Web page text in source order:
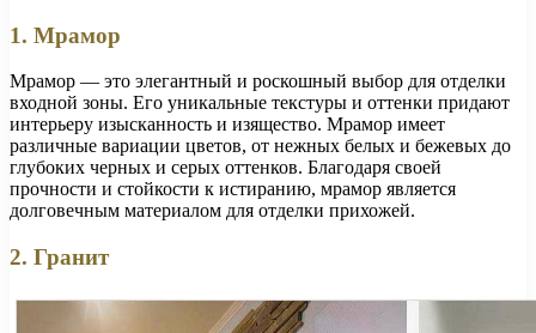
1. Мрамор
Мрамор — это элегантный и роскошный выбор для отделки
входной зоны. Его уникальные текстуры и оттенки придают
интерьеру изысканность и изящество. Мрамор имеет
различные вариации цветов, от нежных белых и бежевых до
глубоких черных и серых оттенков. Благодаря своей
прочности и стойкости к истиранию, мрамор является
долговечным материалом для отделки прихожей.
2. Гранит